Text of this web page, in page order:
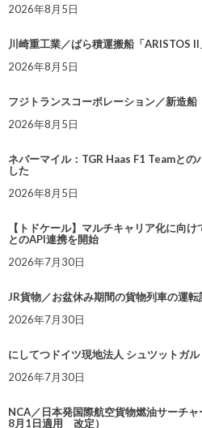
2026年8月5日
川崎重工業／ばら積運搬船「ARISTOS
2026年8月5日
フジトランスコーポレーション／新造船
2026年8月5日
ネバーマイル：TGR Haas F1 Teamとの
した
2026年8月5日
【トドケール】マルチキャリア化に向
とのAPI連携を開始
2026年7月30日
JR貨物／お盆休み期間の貨物列車の運転
2026年7月30日
にしてつドイツ現地法人 シュツットガ
2026年7月30日
NCA／日本発国際航空貨物燃油サーチ
8月1日適用 改定）